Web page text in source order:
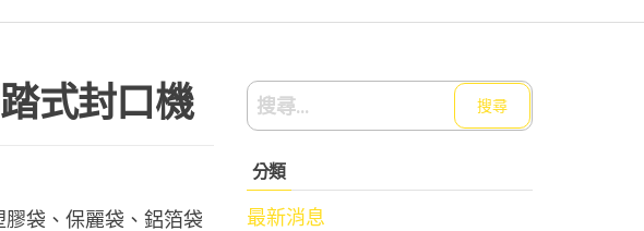
式封口機
膠袋、保麗袋、鋁箔袋
搜
尋
關
鍵
字:
分類
最新消息